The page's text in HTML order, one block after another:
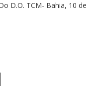
D.O. TCM- Bahia, 10 de